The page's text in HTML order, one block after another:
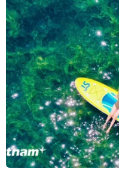
Nhiều doanh
ổn giá thịt lợn
03/01/2020 06:51
Cơ quan chức năng
vốn mặt hàng thịt lợn
Co.op sẽ bán mặt
trường 20%, sườn non